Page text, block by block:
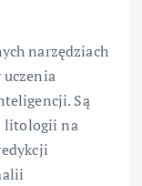
narzędziach
Są
litologii na